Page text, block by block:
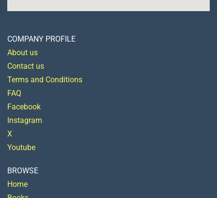
COMPANY PROFILE
About us
Contact us
Terms and Conditions
FAQ
Facebook
Instagram
X
Youtube
BROWSE
Home